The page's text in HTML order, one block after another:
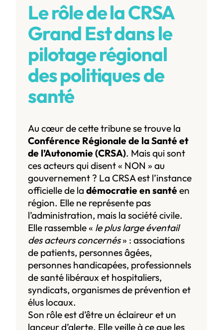
Le rôle de la CRSA
Grand Est dans le
pilotage régional
des politiques de
santé
Au cœur de cette tribune se trouve la
Conférence Régionale de la Santé et
de l’Autonomie (CRSA). Mais qui sont
ces acteurs qui disent « NON » au
gouvernement ? La CRSA est l’instance
officielle de la démocratie en santéen
région. Elle ne représente pas
l’administration, mais la société civile.
Elle rassemble « le plus large éventail
des acteurs concernés» : associations
de patients, personnes âgées,
personnes handicapées, professionnels
de santé libéraux et hospitaliers,
syndicats, organismes de prévention et
élus locaux.
Son rôle est d’être un éclaireur et un
lanceur d’alerte. Elle veille à ce que les